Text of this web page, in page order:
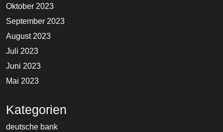
Oktober 2023
September 2023
August 2023
Juli 2023
Juni 2023
Mai 2023
Kategorien
deutsche bank